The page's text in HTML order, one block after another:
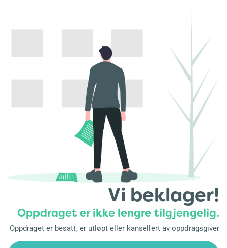
Vi beklager!
Oppdraget er ikke lengre tilgjengelig.
Oppdraget er besatt, er utløpt eller kansellert av oppdragsgiver